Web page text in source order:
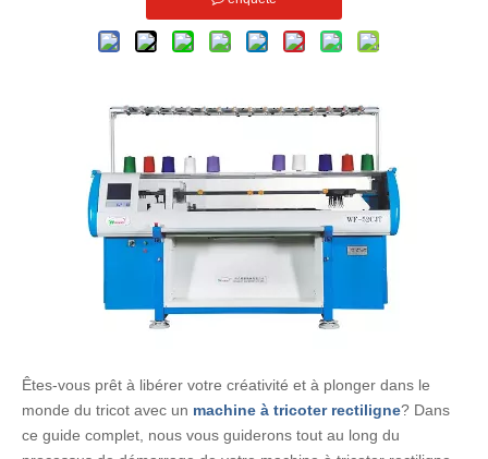
Êtes-vous prêt à libérer votre créativité et à plonger dans le
monde du tricot avec un machine à tricoter rectiligne? Dans
ce guide complet, nous vous guiderons tout au long du